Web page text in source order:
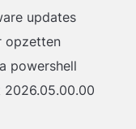
updates
opzetten
powershell
2026.05.00.00